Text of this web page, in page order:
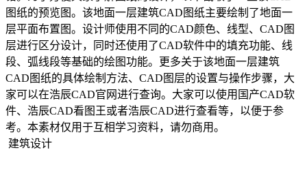
图纸的预览图。该地面一层建筑CAD图纸主要绘制了地面一
层平面布置图。设计师使用不同的CAD颜色、线型、CAD图
层进行区分设计，同时还使用了CAD软件中的填充功能、线
段、弧线段等基础的绘图功能。更多关于该地面一层建筑
CAD图纸的具体绘制方法、CAD图层的设置与操作步骤，大
家可以在浩辰CAD官网进行查询。大家可以使用国产CAD软
件、浩辰CAD看图王或者浩辰CAD进行查看等，以便于参
考。本素材仅用于互相学习资料，请勿商用。
建筑设计